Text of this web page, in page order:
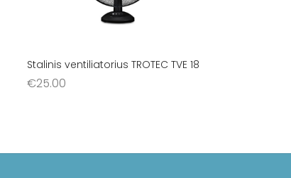
Stalinis ventiliatorius TROTEC TVE 18
€25.00